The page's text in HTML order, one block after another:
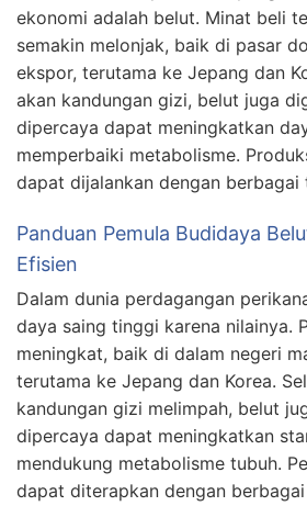
ekonomi adalah belut. Minat beli
semakin melonjak, baik di pasar
ekspor, terutama ke Jepang dan
akan kandungan gizi, belut juga
dipercaya dapat meningkatkan
memperbaiki metabolisme.
dapat dijalankan dengan
Panduan Pemula Budidaya
Efisien
Dalam dunia perdagangan
daya saing tinggi karena nilainya.
meningkat, baik di dalam negeri
terutama ke Jepang dan Korea.
kandungan gizi melimpah, belut
dipercaya dapat meningkatkan
mendukung metabolisme tubuh.
dapat diterapkan dengan